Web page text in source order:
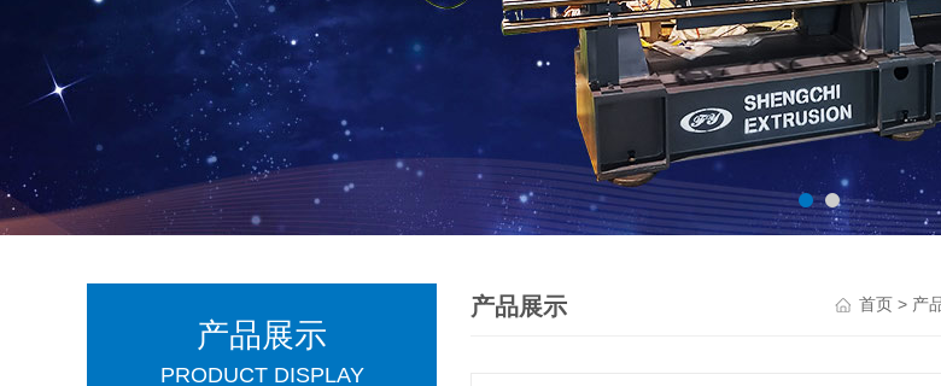
产品展示
PRODUCT DISPLAY
产品展示 首页 > 产